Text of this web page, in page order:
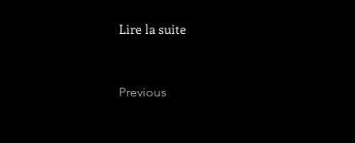
Lire la suite
Previous